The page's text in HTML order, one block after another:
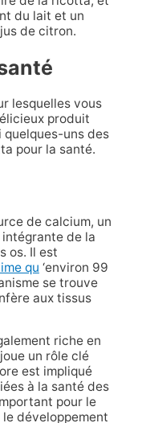
du lait et un
de citron.
lesquelles vous
produit
uns des
pour la santé.
de calcium, un
de la
os. Il est
qu ‘environ 99
se trouve
aux tissus
riche en
un rôle clé
est impliqué
à la santé des
pour le
développement